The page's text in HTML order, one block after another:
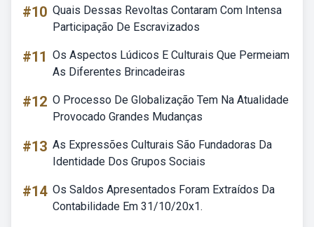
#10 Quais Dessas Revoltas Contaram Com Intensa
Participação De Escravizados
#11 Os Aspectos Lúdicos E Culturais Que Permeiam
As Diferentes Brincadeiras
#12 O Processo De Globalização Tem Na Atualidade
Provocado Grandes Mudanças
#13 As Expressões Culturais São Fundadoras Da
Identidade Dos Grupos Sociais
#14 Os Saldos Apresentados Foram Extraídos Da
Contabilidade Em 31/10/20x1.